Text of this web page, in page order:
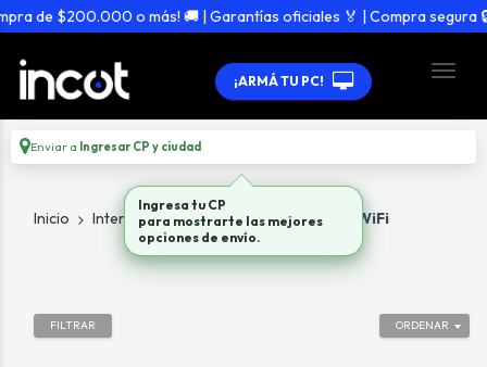
de $200.000 o más! 🚚 | Garantías oficiales 🏅 | Compra segura 🔒
¡ARMÁ TU PC!
Enviar a Ingresar CP y ciudad
Inicio Internet Y Wifi Todo en Internet y WiFi
ORDENAR
FILTRAR
Ingresa tu CP
para mostrarte las mejores
opciones de envío.